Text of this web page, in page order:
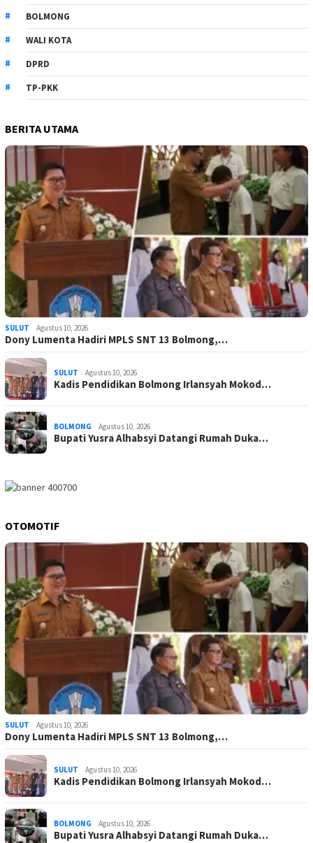
BOLMONG
WALI KOTA
DPRD
TP-PKK
BERITA UTAMA
SULUT Agustus 10, 2026
Dony Lumenta Hadiri MPLS SNT 13 Bolmong,…
SULUT Agustus 10, 2026
Kadis Pendidikan Bolmong Irlansyah Mokod…
BOLMONG Agustus 10, 2026
Bupati Yusra Alhabsyi Datangi Rumah Duka…
OTOMOTIF
SULUT Agustus 10, 2026
Dony Lumenta Hadiri MPLS SNT 13 Bolmong,…
SULUT Agustus 10, 2026
Kadis Pendidikan Bolmong Irlansyah Mokod…
BOLMONG Agustus 10, 2026
Bupati Yusra Alhabsyi Datangi Rumah Duka…